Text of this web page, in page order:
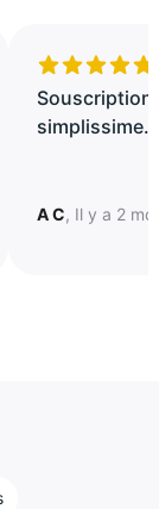
Souscription
A C, Il y a 2